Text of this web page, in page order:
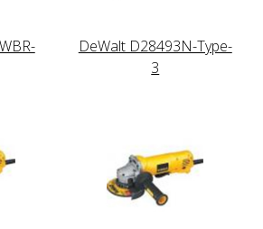
DeWalt D28493N-Type-
3